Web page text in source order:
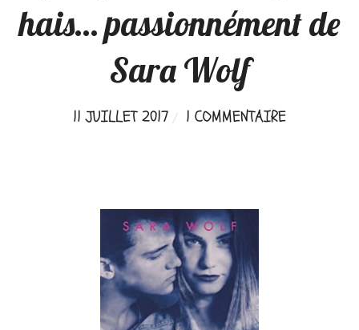
hais… passionnément de
Sara Wolf
11 JUILLET 2017 1 COMMENTAIRE